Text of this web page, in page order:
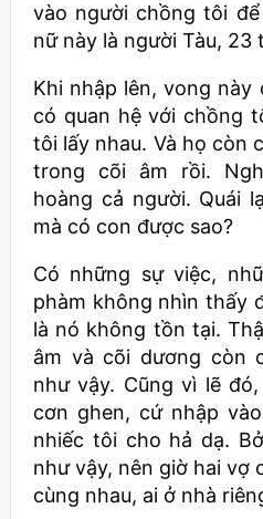
vào người chồng tôi
nữ này là người Tàu, 23
Khi nhập lên, vong này
có quan hệ với chồng
tôi lấy nhau. Và họ còn
trong cõi âm rồi.
hoàng cả người. Quái
mà có con được sao?
Có những sự việc,
phàm không nhìn thấy
là nó không tồn tại.
âm và cõi dương còn
như vậy. Cũng vì lẽ
cơn ghen, cứ nhập
nhiếc tôi cho hả dạ.
như vậy, nên giờ hai vợ
cùng nhau, ai ở nhà